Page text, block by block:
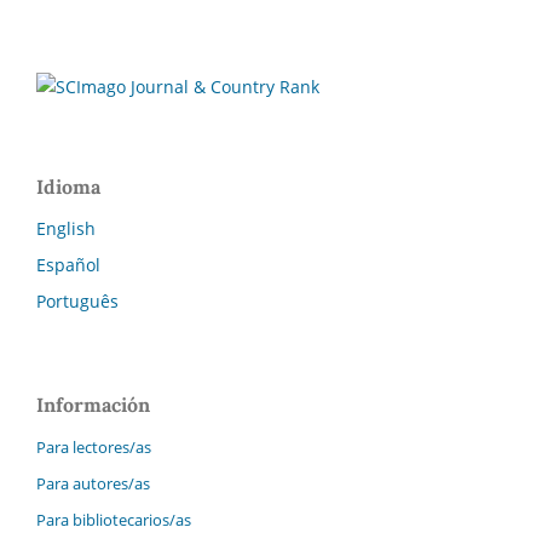
Idioma
English
Español
Português
Información
Para lectores/as
Para autores/as
Para bibliotecarios/as